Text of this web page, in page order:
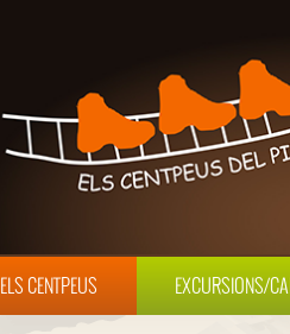
ELS CENTPEUS EXCURSIONS/